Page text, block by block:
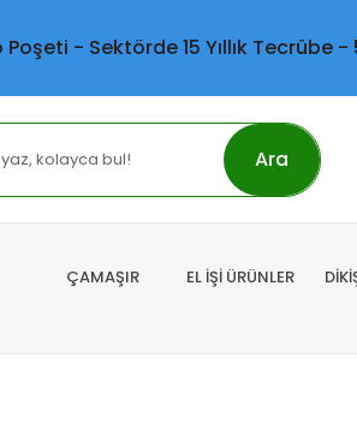
- Sektörde 15 Yıllık Tecrübe -
Ara
ÇAMAŞIR EL İŞİ ÜRÜNLER